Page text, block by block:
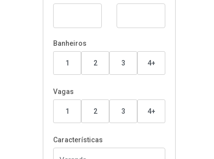
Banheiros
1 2 3 4+
Vagas
1 2 3 4+
Características